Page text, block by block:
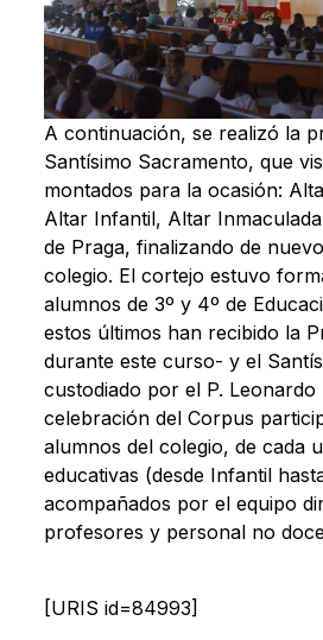
A continuación, se realizó la
Santísimo Sacramento, que
montados para la ocasión:
Altar Infantil, Altar
de Praga, finalizando de
colegio. El cortejo estuvo
alumnos de 3º y 4º de
estos últimos han recibido la
durante este curso- y el
custodiado por el P. Leonardo
celebración del Corpus
alumnos del colegio, de cada
educativas (desde Infantil
acompañados por el equipo
profesores y personal no
[URIS id=84993]